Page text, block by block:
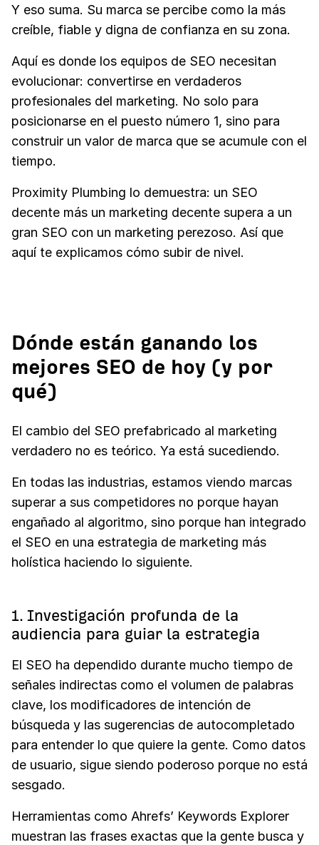
Y eso suma. Su marca se percibe como la más
creíble, fiable y digna de confianza en su zona.
Aquí es donde los equipos de SEO necesitan
evolucionar: convertirse en verdaderos
profesionales del marketing. No solo para
posicionarse en el puesto número 1, sino para
construir un valor de marca que se acumule con el
tiempo.
Proximity Plumbing lo demuestra: un SEO
decente más un marketing decente supera a un
gran SEO con un marketing perezoso. Así que
aquí te explicamos cómo subir de nivel.
Dónde están ganando los
mejores SEO de hoy (y por
qué)
El cambio del SEO prefabricado al marketing
verdadero no es teórico. Ya está sucediendo.
En todas las industrias, estamos viendo marcas
superar a sus competidores no porque hayan
engañado al algoritmo, sino porque han integrado
el SEO en una estrategia de marketing más
holística haciendo lo siguiente.
1. Investigación profunda de la
audiencia para guiar la estrategia
El SEO ha dependido durante mucho tiempo de
señales indirectas como el volumen de palabras
clave, los modificadores de intención de
búsqueda y las sugerencias de autocompletado
para entender lo que quiere la gente. Como datos
de usuario, sigue siendo poderoso porque no está
sesgado.
Herramientas como Ahrefs’ Keywords Explorer
muestran las frases exactas que la gente busca y